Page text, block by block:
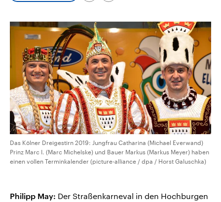
Das Kölner Dreigestirn 2019: Jungfrau Catharina (Michael Everwand)
Prinz Marc I. (Marc Michelske) und Bauer Markus (Markus Meyer) haben
einen vollen Terminkalender (picture-alliance / dpa / Horst Galuschka)
Philipp May: Der Straßenkarneval in den Hochburgen